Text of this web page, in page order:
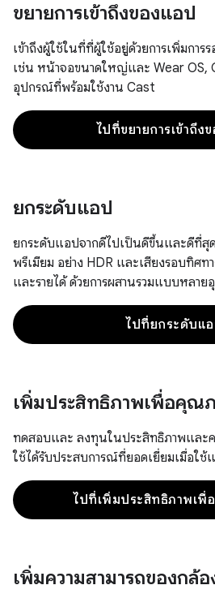
ขยายการเข้าถึงของแอป
เข้าถึงผู้ใช้ในที่ที่ผู้ใช้อยู่ด้วยการเพิ่มกา
เช่น หน้าจอขนาดใหญ่และ Wear OS,
อุปกรณ์ที่พร้อมใช้งาน Cast
ไปที่ขยายการเข้าถึง
ยกระดับแอป
ยกระดับแอปจากดีไปเป็นดีขึ้นและดีที่สุด
พรีเมียม อย่าง HDR และเสียงรอบทิศท
และรายได้ ด้วยการผสานรวมแบบหลา
ไปที่ยกระดับแ
เพิ่มประสิทธิภาพเพื่อคุณ
ทดสอบและ ลงทุนในประสิทธิภาพและค
ใช้ได้รับประสบการณ์ที่ยอดเยี่ยมเมื่อใช้
ไปที่เพิ่มประสิทธิภาพเพื่
เพิ่มความสามารถของกล้